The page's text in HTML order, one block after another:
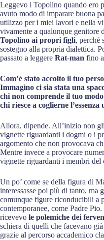
Leggevo i Topolino quando ero
avuto modo di imparare buona
utilizzo per i miei lavori e nella
vivamente a qualunque genitore
Topolino ai propri figli, perché
sostegno alla propria dialettica.
passato a leggere Rat-man fino
Com’è stato accolto il tuo
Immagino ci sia stata una
chi non comprende il tuo
chi riesce a coglierne l’essenza
Allora, dipende. All’inizio non
vignette riguardanti i dogmi o i
argomento che non provocava
Mentre invece a provocare
vignette riguardanti i membri del
Un po’ come se della figura di
interessasse poi più di tanto, ma
comunque figure riconducibili a
contemporanee, come Padre
ricevevo le polemiche dei
schiera di quelli che facevano
grazie al percorso accademico